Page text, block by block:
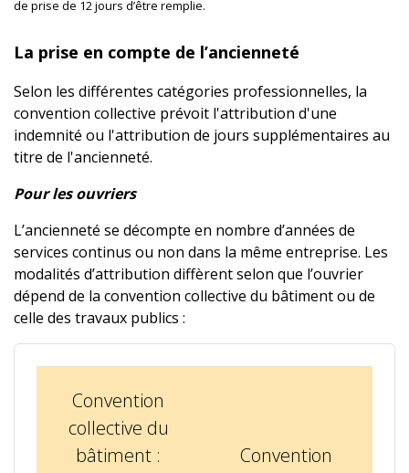
de prise de 12 jours d’être remplie.
La prise en compte de l’ancienneté
Selon les différentes catégories professionnelles, la
convention collective prévoit l'attribution d'une
indemnité ou l'attribution de jours supplémentaires au
titre de l'ancienneté.
Pour les ouvriers
L’ancienneté se décompte en nombre d’années de
services continus ou non dans la même entreprise. Les
modalités d’attribution diffèrent selon que l’ouvrier
dépend de la convention collective du bâtiment ou de
celle des travaux publics :
Convention
collective du
bâtiment :
Convention